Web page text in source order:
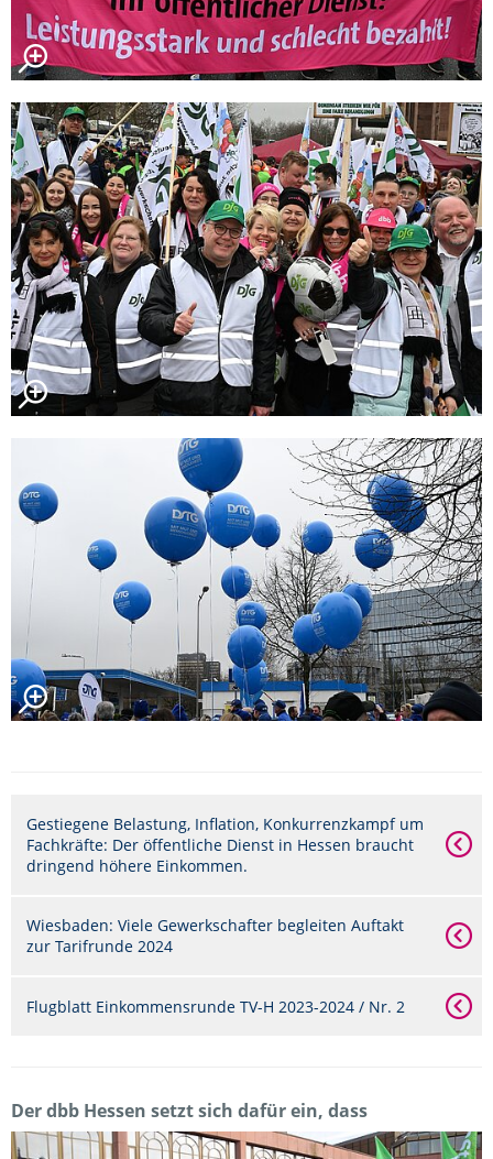
Gestiegene Belastung, Inflation, Konkurrenzkampf um
Fachkräfte: Der öffentliche Dienst in Hessen braucht
dringend höhere Einkommen.
Wiesbaden: Viele Gewerkschafter begleiten Auftakt
zur Tarifrunde 2024
Flugblatt Einkommensrunde TV-H 2023-2024 / Nr. 2
Der dbb Hessen setzt sich dafür ein, dass